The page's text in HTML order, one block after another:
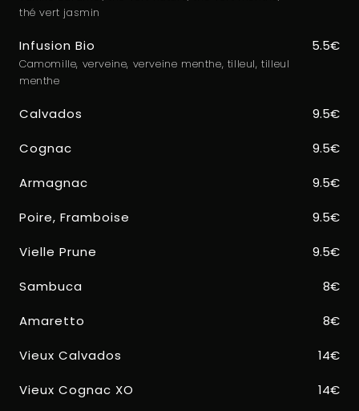
thé vert jasmin
Infusion Bio
Camomille, verveine, verveine menthe, tilleul, tilleul
menthe
5.5€
Calvados 9.5€
Cognac 9.5€
Armagnac 9.5€
Poire, Framboise 9.5€
Vielle Prune 9.5€
Sambuca 8€
Amaretto 8€
Vieux Calvados 14€
Vieux Cognac XO 14€